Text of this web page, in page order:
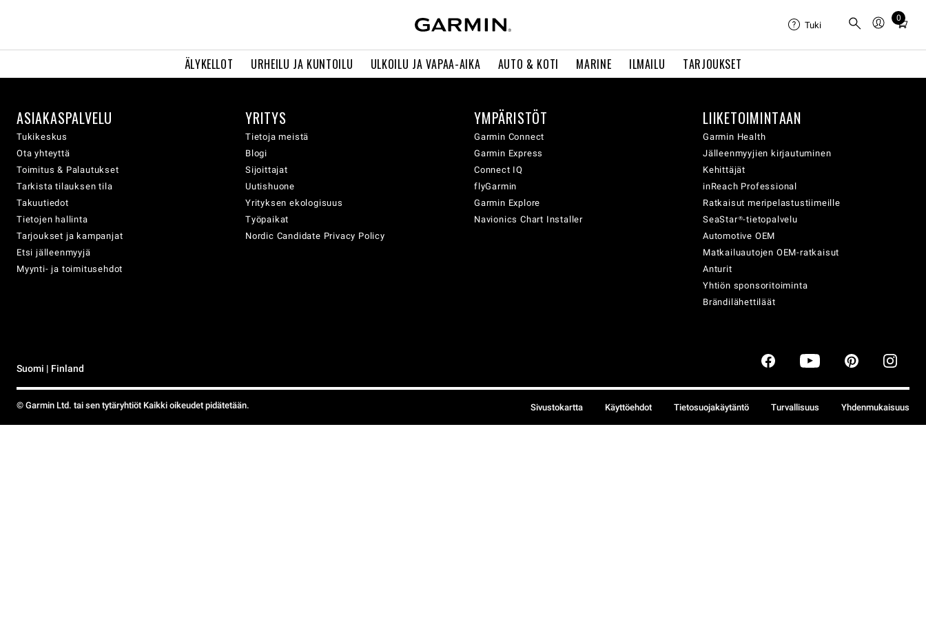
ÄLYKELLOT URHEILU JA KUNTOILU ULKOILU JA VAPAA-AIKA AUTO & KOTI MARINE ILMAILU TARJOUKSET
Tuki
0
Total
cart:
ASIAKASPALVELU
Tukikeskus
Ota yhteyttä
Toimitus & Palautukset
Tarkista tilauksen tila
Takuutiedot
Tietojen hallinta
Tarjoukset ja kampanjat
Etsi jälleenmyyjä
Myynti- ja toimitusehdot
YRITYS
Tietoja meistä
Blogi
Sijoittajat
Uutishuone
Yrityksen ekologisuus
Työpaikat
Nordic Candidate Privacy Policy
YMPÄRISTÖT
Garmin Connect
Garmin Express
Connect IQ
flyGarmin
Garmin Explore
Navionics Chart Installer
LIIKETOIMINTAAN
Garmin Health
Jälleenmyyjien kirjautuminen
Kehittäjät
inReach Professional
Ratkaisut meripelastustiimeille
SeaStar®-tietopalvelu
Automotive OEM
Matkailuautojen OEM-ratkaisut
Anturit
Yhtiön sponsoritoiminta
Brändilähettiläät
Suomi | Finland
© Garmin Ltd. tai sen tytäryhtiöt Kaikki oikeudet pidätetään. Sivustokartta Käyttöehdot Tietosuojakäytäntö Turvallisuus Yhdenmukaisuus